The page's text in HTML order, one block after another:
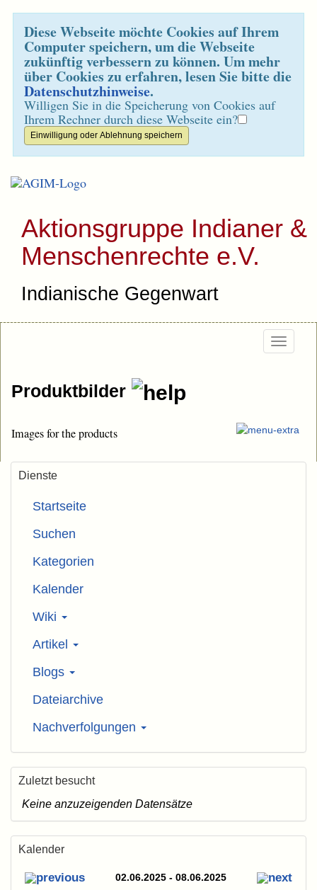
Diese Webseite möchte Cookies auf Ihrem
Computer speichern, um die Webseite
zukünftig verbessern zu können. Um mehr
über Cookies zu erfahren, lesen Sie bitte die
Datenschutzhinweise.
Willigen Sie in die Speicherung von Cookies auf
Ihrem Rechner durch diese Webseite ein?
Aktionsgruppe Indianer &
Menschenrechte e.V.
Indianische Gegenwart
Produktbilder
Images for the products
Dienste
Startseite
Suchen
Kategorien
Kalender
Wiki
Artikel
Blogs
Dateiarchive
Nachverfolgungen
Zuletzt besucht
Keine anzuzeigenden Datensätze
Kalender
02.06.2025 - 08.06.2025